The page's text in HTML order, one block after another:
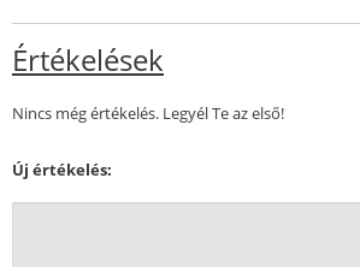
Értékelések
Nincs még értékelés. Legyél Te az első!
Új értékelés: